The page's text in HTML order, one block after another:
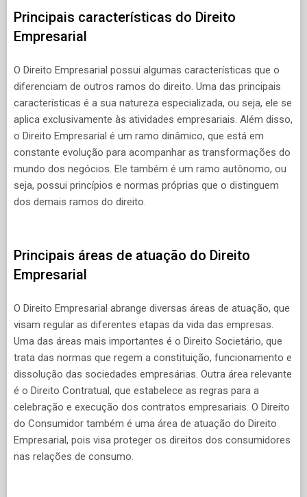
Principais características do Direito
Empresarial
O Direito Empresarial possui algumas características que o
diferenciam de outros ramos do direito. Uma das principais
características é a sua natureza especializada, ou seja, ele se
aplica exclusivamente às atividades empresariais. Além disso,
o Direito Empresarial é um ramo dinâmico, que está em
constante evolução para acompanhar as transformações do
mundo dos negócios. Ele também é um ramo autônomo, ou
seja, possui princípios e normas próprias que o distinguem
dos demais ramos do direito.
Principais áreas de atuação do Direito
Empresarial
O Direito Empresarial abrange diversas áreas de atuação, que
visam regular as diferentes etapas da vida das empresas.
Uma das áreas mais importantes é o Direito Societário, que
trata das normas que regem a constituição, funcionamento e
dissolução das sociedades empresárias. Outra área relevante
é o Direito Contratual, que estabelece as regras para a
celebração e execução dos contratos empresariais. O Direito
do Consumidor também é uma área de atuação do Direito
Empresarial, pois visa proteger os direitos dos consumidores
nas relações de consumo.